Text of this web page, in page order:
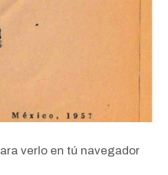
verlo en tú navegador